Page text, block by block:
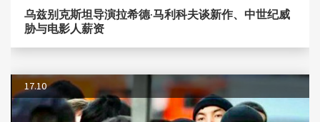
乌兹别克斯坦导演拉希德·马利科夫谈新作、中世纪威
胁与电影人薪资
17.10